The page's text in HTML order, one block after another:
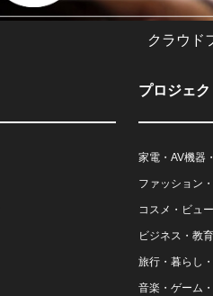
クラウド
プロジェ
家電・AV機器
ファッション
コスメ・ビュ
ビジネス・教
旅行・暮らし
音楽・ゲーム